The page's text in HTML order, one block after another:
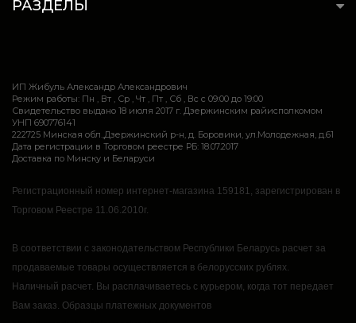
РАЗДЕЛЫ
ИП Жибуль Александр Александрович
Режим работы: Пн , Вт , Ср , Чт , Пт , Сб , Вс c 09:00 до 19:00
Свидетельство выдано 18 июля 2017 г. Дзержинским райисполкомом
УНП 690776141
222725 Минская обл.,Дзержинский р-н, д. Боровики, ул.Молодежная, д.61
Дата регистрации в Торговом реестре РБ: 18.07.2017
Доставка по Минску и Беларуси
Регистрационный номер интернет-магазина 159181, зарегистрирован в
Торговом Реестре 11.06.2010г.
В соответствии с законодательством Республики Беларусь расчет за
продаваемые товары осуществляется в белорусских рублях.
Наличный расчет. Вы расплачиваетесь с курьером, когда тот передает
Вам заказ. Образцы платежных документов